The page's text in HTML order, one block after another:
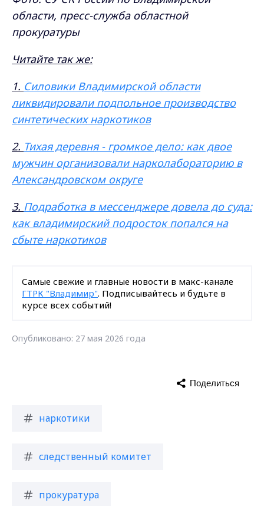
области, пресс-служба областной
прокуратуры
Читайте так же:
1. Силовики Владимирской области
ликвидировали подпольное производство
синтетических наркотиков
2. Тихая деревня - громкое дело: как двое
мужчин организовали нарколабораторию в
Александровском округе
3. Подработка в мессенджере довела до суда:
как владимирский подросток попался на
сбыте наркотиков
Самые свежие и главные новости в макс-канале
ГТРК "Владимир". Подписывайтесь и будьте в
курсе всех событий!
Опубликовано: 27 мая 2026 года
наркотики
следственный комитет
прокуратура
Поделиться